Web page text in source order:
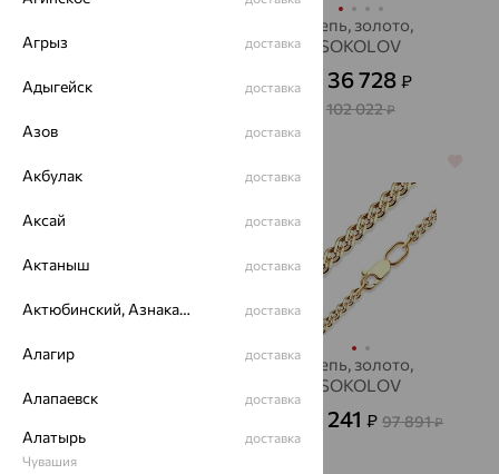
Цепь, золото,
SOKOLOV
36 728₽
102 022₽
от 21 084
Цепь, золото,
SOKOLOV
35 241₽ 97 891₽
Агрыз доставка
Адыгейск доставка
Азов доставка
Акбулак доставка
Аксай доставка
Актаныш доставка
Актюбинский, Азнакаевский район доставка
Алагир доставка
Алапаевск доставка
Алатырь
Чувашия
доставка